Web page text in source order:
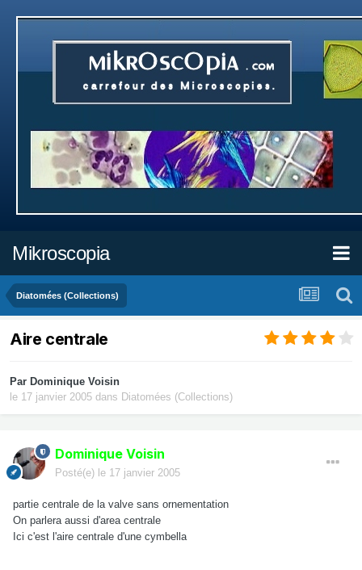
Mikroscopia
Diatomées (Collections)
Aire centrale
Par Dominique Voisin
le 17 janvier 2005 dans Diatomées (Collections)
Dominique Voisin
Posté(e) le 17 janvier 2005
partie centrale de la valve sans ornementation
On parlera aussi d'area centrale
Ici c'est l'aire centrale d'une cymbella